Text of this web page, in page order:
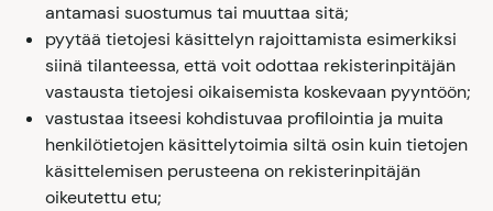
antamasi suostumus tai muuttaa sitä;
pyytää tietojesi käsittelyn rajoittamista esimerkiksi
siinä tilanteessa, että voit odottaa rekisterinpitäjän
vastausta tietojesi oikaisemista koskevaan pyyntöön;
vastustaa itseesi kohdistuvaa profilointia ja muita
henkilötietojen käsittelytoimia siltä osin kuin tietojen
käsittelemisen perusteena on rekisterinpitäjän
oikeutettu etu;